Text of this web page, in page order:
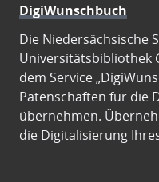
DigiWunschbuch
Die Niedersächsische
Universitätsbibliothek
dem Service
Patenschaften für die
übernehmen.
die Digitalisierung